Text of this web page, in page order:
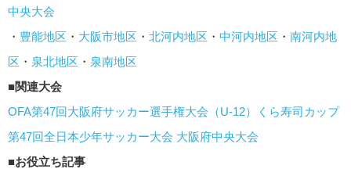
中央大会
・ 豊能地区 ・ 大阪市地区 ・ 北河内地区 ・ 中河内地区 ・ 南河内地
区 ・ 泉北地区 ・ 泉南地区
■関連大会
OFA第47回大阪府サッカー選手権大会（U-12）くら寿司カップ
第47回全日本少年サッカー大会 大阪府中央大会
■お役立ち記事